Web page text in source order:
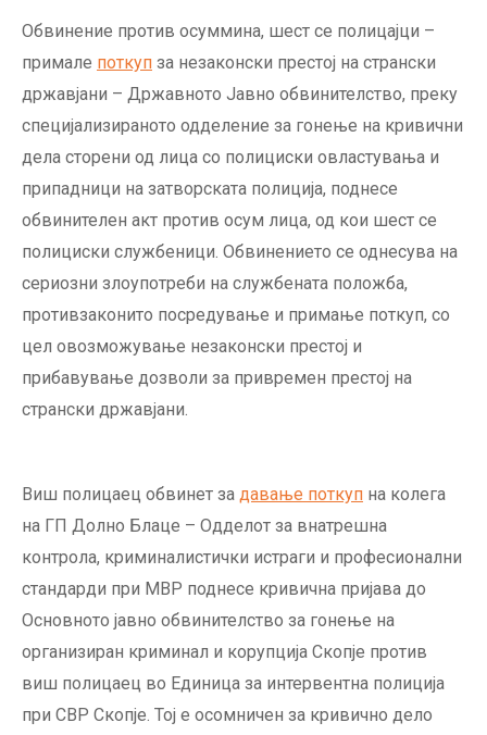
Обвинение против осуммина, шест се полицајци –
примале поткуп за незаконски престој на странски
државјани – Државното Јавно обвинителство, преку
специјализираното одделение за гонење на кривични
дела сторени од лица со полициски овластувања и
припадници на затворската полиција, поднесе
обвинителен акт против осум лица, од кои шест се
полициски службеници. Обвинението се однесува на
сериозни злоупотреби на службената положба,
противзаконито посредување и примање поткуп, со
цел овозможување незаконски престој и
прибавување дозволи за привремен престој на
странски државјани.
Виш полицаец обвинет за давање поткуп на колега
на ГП Долно Блаце – Одделот за внатрешна
контрола, криминалистички истраги и професионални
стандарди при МВР поднесе кривична пријава до
Основното јавно обвинителство за гонење на
организиран криминал и корупција Скопје против
виш полицаец во Единица за интервентна полиција
при СВР Скопје. Тој е осомничен за кривично дело